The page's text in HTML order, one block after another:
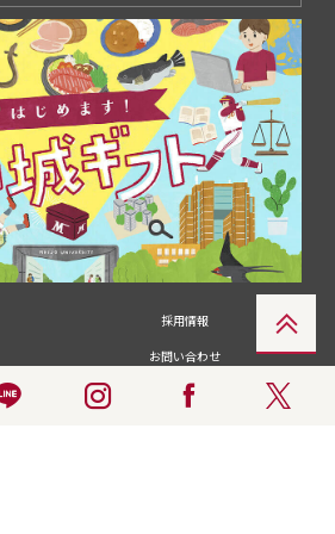
採用情報
お問い合わせ
卒業生の皆さま